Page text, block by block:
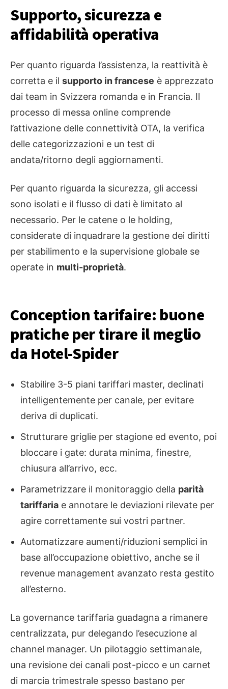
Supporto, sicurezza e
affidabilità operativa
Per quanto riguarda l’assistenza, la reattività è
corretta e il supporto in francese è apprezzato
dai team in Svizzera romanda e in Francia. Il
processo di messa online comprende
l’attivazione delle connettività OTA, la verifica
delle categorizzazioni e un test di
andata/ritorno degli aggiornamenti.
Per quanto riguarda la sicurezza, gli accessi
sono isolati e il flusso di dati è limitato al
necessario. Per le catene o le holding,
considerate di inquadrare la gestione dei diritti
per stabilimento e la supervisione globale se
operate in multi-proprietà.
Conception tarifaire: buone
pratiche per tirare il meglio
da Hotel-Spider
Stabilire 3-5 piani tariffari master, declinati
intelligentemente per canale, per evitare
deriva di duplicati.
Strutturare griglie per stagione ed evento, poi
bloccare i gate: durata minima, finestre,
chiusura all’arrivo, ecc.
Parametrizzare il monitoraggio della parità
tariffaria e annotare le deviazioni rilevate per
agire correttamente sui vostri partner.
Automatizzare aumenti/riduzioni semplici in
base all’occupazione obiettivo, anche se il
revenue management avanzato resta gestito
all’esterno.
La governance tariffaria guadagna a rimanere
centralizzata, pur delegando l’esecuzione al
channel manager. Un pilotaggio settimanale,
una revisione dei canali post-picco e un carnet
di marcia trimestrale spesso bastano per